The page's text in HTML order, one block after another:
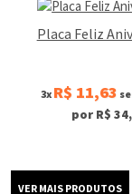
Placa Feliz
3x R$ 11,63
por R$